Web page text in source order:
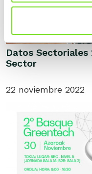
Datos Sectoriales
Sector
22 noviembre 2022